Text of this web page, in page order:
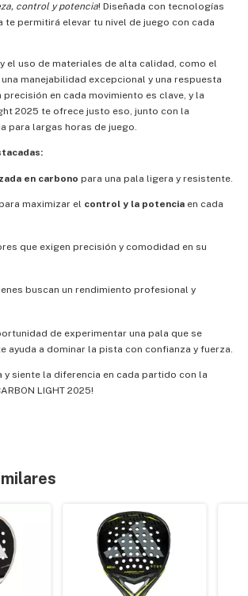
control y potencia! Diseñada con tecnologías
te permitirá elevar tu nivel de juego con cada
el uso de materiales de alta calidad, como el
manejabilidad excepcional y una respuesta
precisión en cada movimiento es clave, y la
2025 te ofrece justo eso, junto con la
para largas horas de juego.
en carbono para una pala ligera y resistente.
maximizar el control y la potencia en cada
que exigen precisión y comodidad en su
buscan un rendimiento profesional y
de experimentar una pala que se
ayuda a dominar la pista con confianza y fuerza.
y siente la diferencia en cada partido con la
LIGHT 2025!